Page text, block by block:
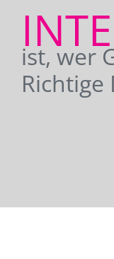
ist, wer
Richtige